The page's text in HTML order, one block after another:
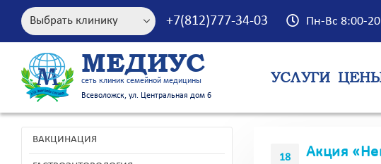
+7(812)777-34-03 Пн-Вс 8:00-
МЕДИУС
сеть клиник семейной медицины
Всеволожск, ул. Центральная дом 6
УСЛУГИ
18
Акция
ВАКЦИНАЦИЯ